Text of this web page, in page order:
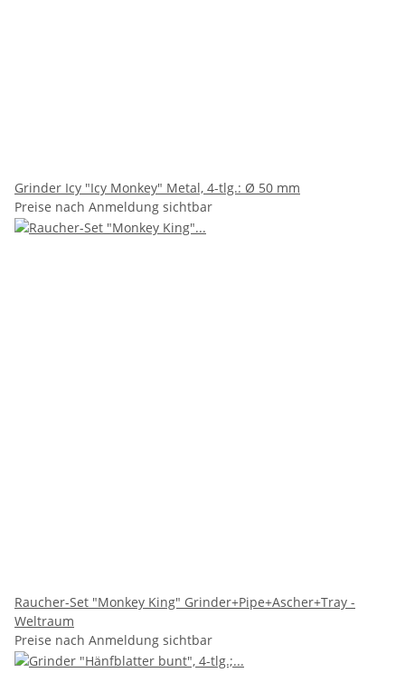
Grinder Icy "Icy Monkey" Metal, 4-tlg.: Ø 50 mm
Preise nach Anmeldung sichtbar
Raucher-Set "Monkey King" Grinder+Pipe+Ascher+Tray -
Weltraum
Preise nach Anmeldung sichtbar